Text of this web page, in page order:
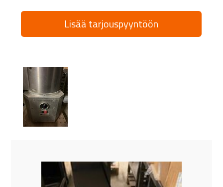
Lisää tarjouspyyntöön